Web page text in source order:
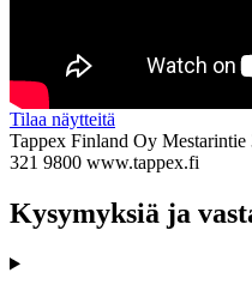
Tilaa näytteitä
Tappex Finland Oy Mestarintie
321 9800 www.tappex.fi
Kysymyksiä ja